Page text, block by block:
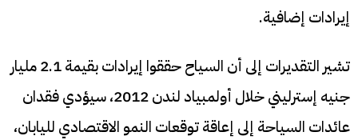
إيرادات إضافية.
تشير التقديرات إلى أن السياح حققوا إيرادات بقيمة 2.1 مليار
جنيه إسترليني خلال أولمبياد لندن 2012، سيؤدي فقدان
عائدات السياحة إلى إعاقة توقعات النمو الاقتصادي لليابان،